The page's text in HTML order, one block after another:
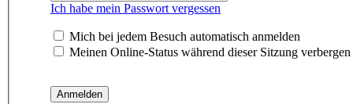
Ich habe mein Passwort vergessen
Mich bei jedem Besuch automatisch anmelden
Meinen Online-Status während dieser Sitzung verbergen